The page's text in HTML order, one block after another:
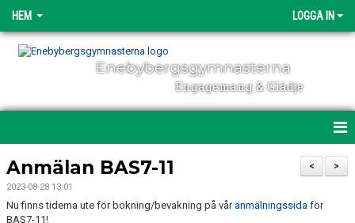
HEM LOGGA IN
Enebybergsgymnasterna
Engagemang & Glädje
HEM
DIREKTANMÄLAN
>
<
Anmälan BAS7-11
2023-08-28 13:01
Nu finns tiderna ute för bokning/bevakning på våranmälningssida för
BAS7-11!